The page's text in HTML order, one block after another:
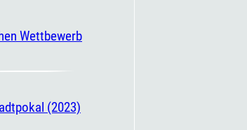
Wettbewerb
(2023)